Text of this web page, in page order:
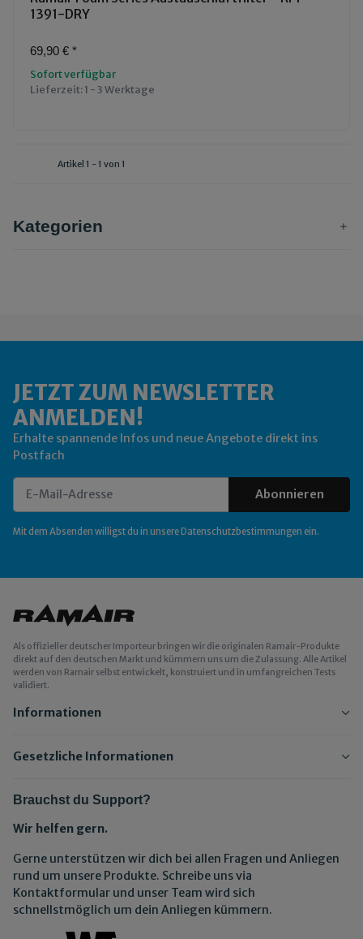
1391-DRY
69,90 € *
Sofort verfügbar
Lieferzeit:1 - 3 Werktage
Artikel 1 - 1 von 1
Kategorien
JETZT ZUM NEWSLETTER
ANMELDEN!
Erhalte spannende Infos und neue Angebote direkt ins
Postfach
Abonnieren
Mit dem Absenden willigst du in unsere Datenschutzbestimmungen ein.
Als offizieller deutscher Importeur bringen wir die originalen Ramair-Produkte
direkt auf den deutschen Markt und kümmern uns um die Zulassung. Alle Artikel
werden von Ramair selbst entwickelt, konstruiert und in umfangreichen Tests
validiert.
Informationen
Gesetzliche Informationen
Brauchst du Support?
Wir helfen gern.
Gerne unterstützen wir dich bei allen Fragen und Anliegen
rund um unsere Produkte. Schreibe uns via
Kontaktformular und unser Team wird sich
schnellstmöglich um dein Anliegen kümmern.